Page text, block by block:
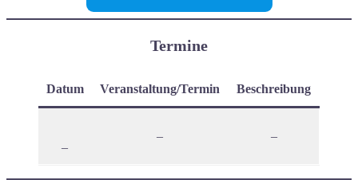
Termine
Datum Veranstaltung/Termin Beschreibung
–
– –